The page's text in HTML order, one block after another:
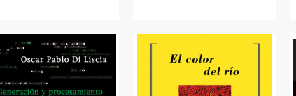
Serie Contemporánea
Unidad de Publicaciones del Departamento de Ciencia y Tecnología
Colecciones
Universidad Virtual de Quilmes